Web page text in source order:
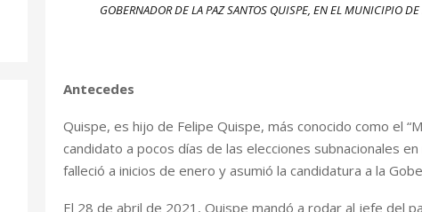
GOBERNADOR DE LA PAZ SANTOS QUISPE, EN EL MUNICIPIO
Antecedes
Quispe, es hijo de Felipe Quispe, más conocido como el
candidato a pocos días de las elecciones subnacionales
falleció a inicios de enero y asumió la candidatura a la
El 28 de abril de 2021, Quispe mandó a rodar al jefe del